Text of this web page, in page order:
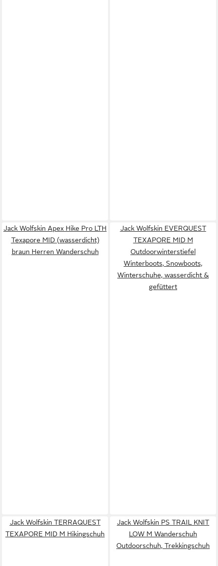
Jack Wolfskin Apex Hike Pro LTH
Texapore MID (wasserdicht)
braun Herren Wanderschuh
Jack Wolfskin EVERQUEST
TEXAPORE MID M
Outdoorwinterstiefel
Winterboots, Snowboots,
Winterschuhe, wasserdicht &
gefüttert
Jack Wolfskin TERRAQUEST
TEXAPORE MID M Hikingschuh
Jack Wolfskin PS TRAIL KNIT
LOW M Wanderschuh
Outdoorschuh, Trekkingschuh